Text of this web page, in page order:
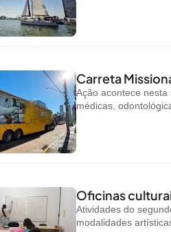
Carreta
Ação acontece
médicas,
Oficinas
Atividades do
modalidades